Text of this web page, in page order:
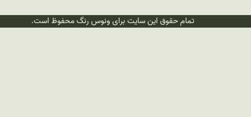
تمام حقوق این سایت برای ونوس رنگ محفوظ است.